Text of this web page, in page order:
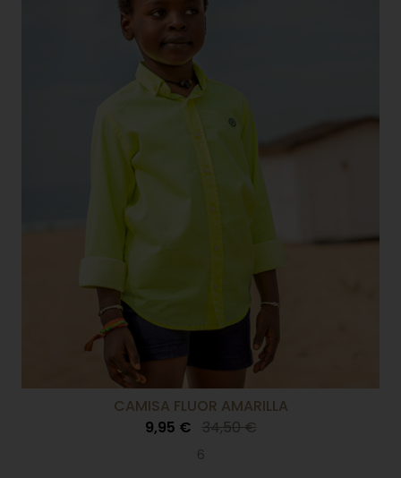
CAMISA FLUOR AMARILLA
9,95 € 34,50 €
6